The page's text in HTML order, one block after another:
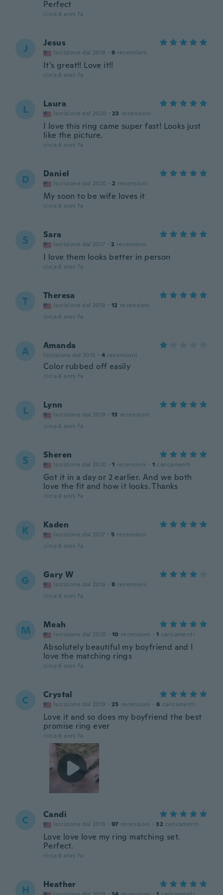
Perfect
circa 6 anni fa
J Jesus
Iscrizione dal 2018 · 9 recensioni
It’s great!! Love it!!
circa 6 anni fa
L Laura
Iscrizione dal 2020 · 23 recensioni
I love this ring came super fast! Looks just
like the picture.
circa 6 anni fa
D Daniel
Iscrizione dal 2020 · 2 recensioni
My soon to be wife loves it
circa 6 anni fa
S Sara
Iscrizione dal 2017 · 2 recensioni
I love them looks better in person
circa 6 anni fa
T Theresa
Iscrizione dal 2019 · 12 recensioni
circa 6 anni fa
A Amanda
Iscrizione dal 2015 · 4 recensioni
Color rubbed off easily
circa 6 anni fa
L Lynn
Iscrizione dal 2018 · 13 recensioni
circa 6 anni fa
S Sheren
Iscrizione dal 2020 · 1 recensioni · 1 caricamenti
Got it in a day or 2 earlier. And we both
love the fit and how it looks. Thanks
circa 6 anni fa
K Kaden
Iscrizione dal 2017 · 5 recensioni
circa 6 anni fa
G Gary W
Iscrizione dal 2016 · 8 recensioni
circa 6 anni fa
M Meah
Iscrizione dal 2020 · 10 recensioni · 1 caricamenti
Absolutely beautiful my boyfriend and I
love the matching rings
circa 6 anni fa
C Crystal
Iscrizione dal 2019 · 25 recensioni · 6 caricamenti
Love it and so does my boyfriend the best
promise ring ever
circa 6 anni fa
C Candi
Iscrizione dal 2018 · 97 recensioni · 32 caricamenti
Love love love my ring matching set.
Perfect.
circa 6 anni fa
H Heather